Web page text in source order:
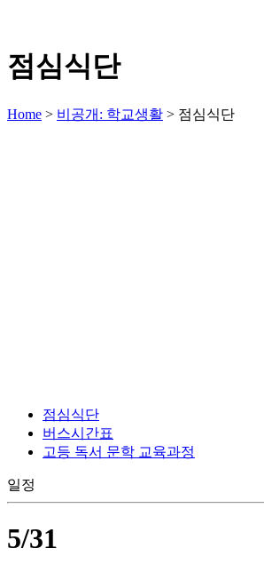
점심식단
Home > 비공개: 학교생활 > 점심식단
점심식단
버스시간표
고등 독서 문학 교육과정
일정
5/31